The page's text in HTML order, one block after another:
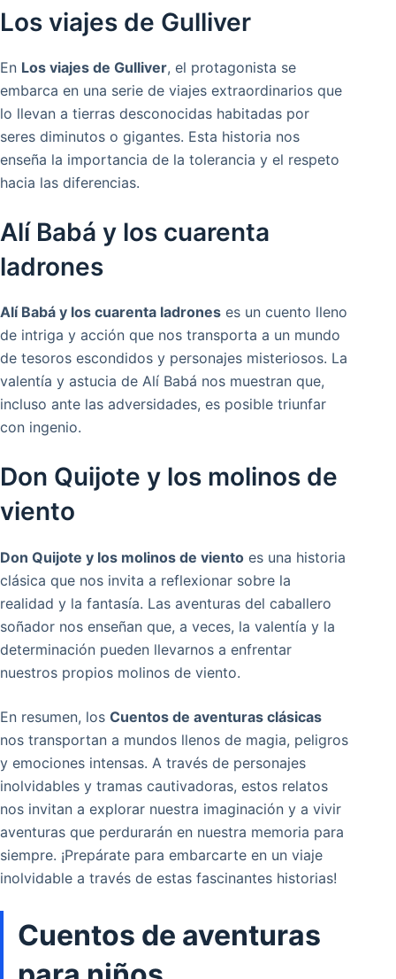
Los viajes de Gulliver
En Los viajes de Gulliver, el protagonista se
embarca en una serie de viajes extraordinarios que
lo llevan a tierras desconocidas habitadas por
seres diminutos o gigantes. Esta historia nos
enseña la importancia de la tolerancia y el respeto
hacia las diferencias.
Alí Babá y los cuarenta
ladrones
Alí Babá y los cuarenta ladrones es un cuento lleno
de intriga y acción que nos transporta a un mundo
de tesoros escondidos y personajes misteriosos. La
valentía y astucia de Alí Babá nos muestran que,
incluso ante las adversidades, es posible triunfar
con ingenio.
Don Quijote y los molinos de
viento
Don Quijote y los molinos de viento es una historia
clásica que nos invita a reflexionar sobre la
realidad y la fantasía. Las aventuras del caballero
soñador nos enseñan que, a veces, la valentía y la
determinación pueden llevarnos a enfrentar
nuestros propios molinos de viento.
En resumen, los Cuentos de aventuras clásicas
nos transportan a mundos llenos de magia, peligros
y emociones intensas. A través de personajes
inolvidables y tramas cautivadoras, estos relatos
nos invitan a explorar nuestra imaginación y a vivir
aventuras que perdurarán en nuestra memoria para
siempre. ¡Prepárate para embarcarte en un viaje
inolvidable a través de estas fascinantes historias!
Cuentos de aventuras